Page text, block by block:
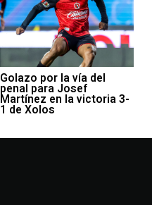
Golazo por la vía del
penal para Josef
Martínez en la victoria 3-
1 de Xolos